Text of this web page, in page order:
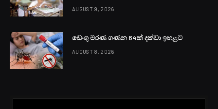
AUGUST 9, 2026
ඩෙංගු මරණ ගණන 64ක් දක්වා ඉහළට
AUGUST 8, 2026